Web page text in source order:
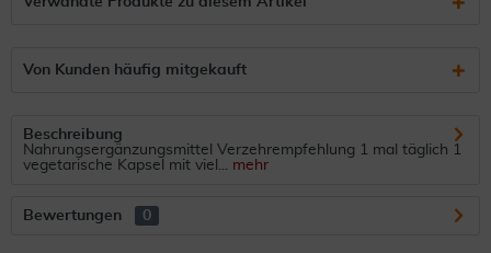
Von Kunden häufig mitgekauft
Beschreibung
Nahrungsergänzungsmittel Verzehrempfehlung 1 mal täglich 1
vegetarische Kapsel mit viel... mehr
Bewertungen 0